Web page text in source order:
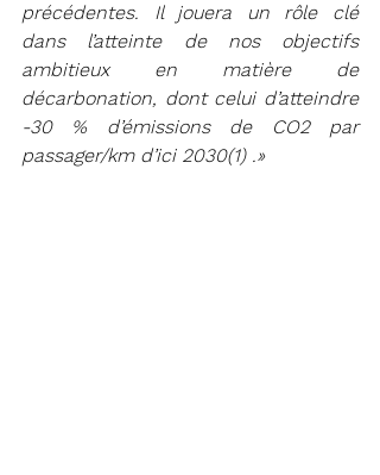
précédentes. Il jouera un rôle clé
dans l’atteinte de nos objectifs
ambitieux en matière de
décarbonation, dont celui d’atteindre
-30 % d’émissions de CO2 par
passager/km d’ici 2030(1) .»